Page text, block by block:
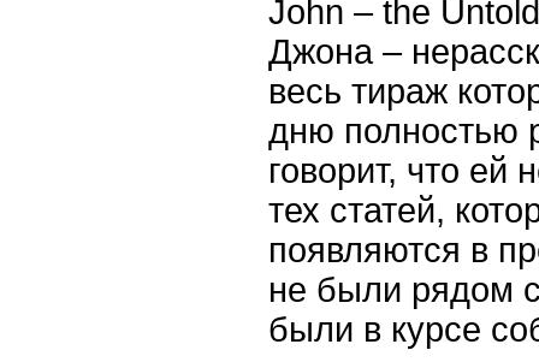
John – the Untold
Джона –
весь тираж
дню полностью
говорит, что ей
тех статей,
появляются в
не были рядом
были в курсе